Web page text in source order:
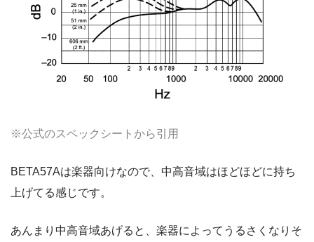
※公式のスペックシートから引用
BETA57Aは楽器向けなので、中高音域はほどほどに持ち
上げてる感じです。
あんまり中高音域あげると、楽器によってうるさくなりそ